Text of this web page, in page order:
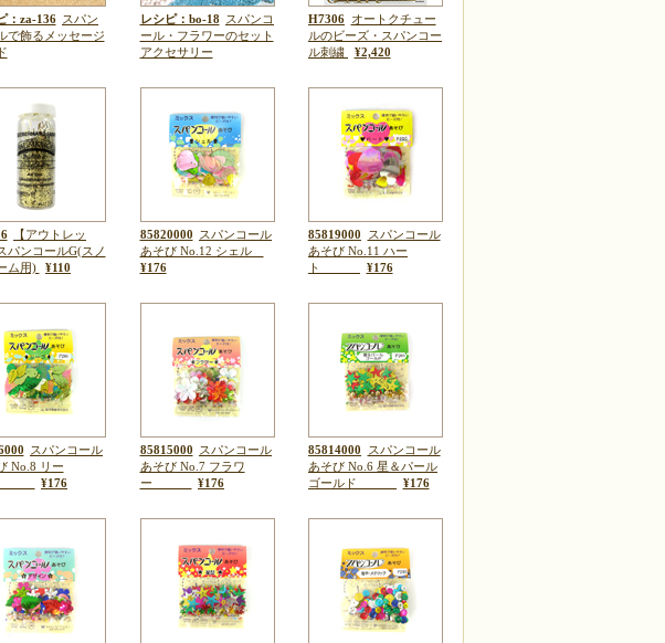
：za-136 スパン
で飾るメッセージ
レシピ：bo-18 スパンコ
ール・フラワーのセット
アクセサリー
H7306 オートクチュー
ルのビーズ・スパンコー
ル刺繍
¥2,420
【アウトレッ
パンコールG(スノ
ム用)
¥110
85820000 スパンコール
あそび No.12 シェル
¥176
85819000
スパンコール
あそび No.11 ハー
ト
¥176
スパンコール
No.8 リー
¥176
85815000 スパンコール
あそび No.7 フラワ
ー
¥176
85814000
スパンコール
あそび No.6 星＆パール
ゴールド
¥176